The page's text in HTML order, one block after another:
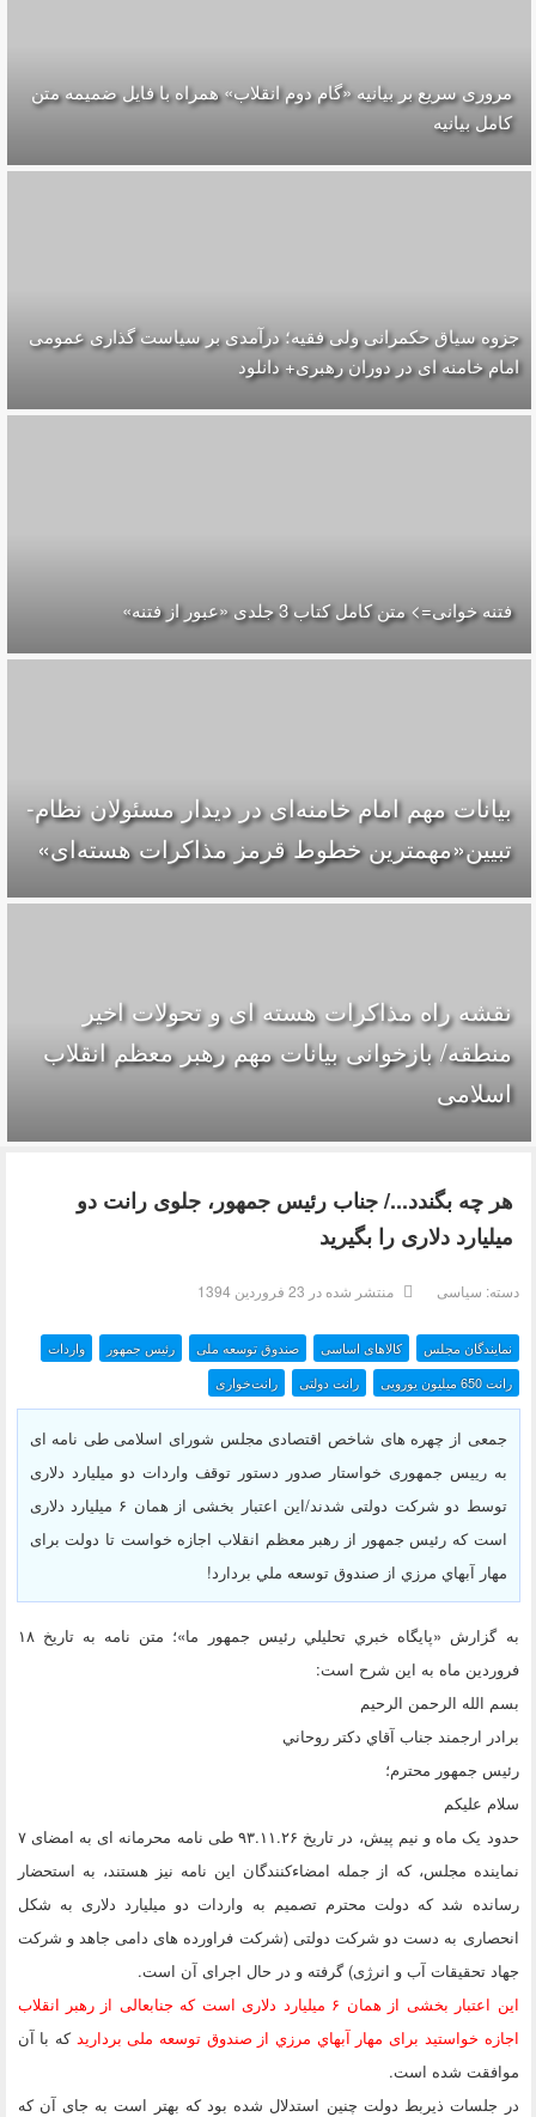
مروری سریع بر بیانیه «گام دوم انقلاب» همراه با فایل ضمیمه متن
کامل بیانیه
جزوه سیاق حکمرانی ولی فقیه؛ درآمدی بر سیاست گذاری عمومی
امام خامنه ای در دوران رهبری+ دانلود
فتنه خوانی=> متن کامل کتاب 3 جلدی «عبور از فتنه»
بیانات مهم امام خامنه‌ای در دیدار مسئولان نظام-
تبیین«مهمترین خطوط قرمز مذاکرات هسته‌ای»
نقشه راه مذاکرات هسته ای و تحولات اخیر
منطقه/ بازخوانی بیانات مهم رهبر معظم انقلاب
اسلامی
هر چه بگندد.../ جناب رئیس جمهور، جلوی رانت دو
میلیارد دلاری را بگیرید
دسته: سیاسی منتشر شده در 23 فروردين 1394
نمایندگان مجلس کالاهای اساسی صندوق توسعه ملی رئيس جمهور
واردات
رانت‌خواری
رانت دولتی رانت 650 میلیون یورویی
جمعی از چهره های شاخص اقتصادی مجلس شورای اسلامی طی نامه ای
به رییس جمهوری خواستار صدور دستور توقف واردات دو میلیارد دلاری
توسط دو شرکت دولتی شدند/این اعتبار بخشی از همان ۶ میلیارد دلاری
است که رئیس جمهور از رهبر معظم انقلاب اجازه خواست تا دولت برای
مهار آبهاي مرزي از صندوق توسعه ملي بردارد!
به گزارش «پايگاه خبري تحليلي رئيس جمهور ما»؛ متن نامه به تاریخ ۱۸
فروردین ماه به این شرح است:
بسم الله الرحمن الرحیم
برادر ارجمند جناب آقاي دكتر روحاني
رئيس جمهور محترم؛
سلام عليكم
حدود یک ماه و نیم پیش، در تاریخ ۹۳.۱۱.۲۶ طی نامه محرمانه ای به امضای ۷
نماینده مجلس، که از جمله امضاءکنندگان این نامه نیز هستند، به استحضار
رسانده شد که دولت محترم تصمیم به واردات دو میلیارد دلاری به شکل
انحصاری به دست دو شرکت دولتی (شرکت فراورده های دامی جاهد و شرکت
جهاد تحقیقات آب و انرژی) گرفته و در حال اجرای آن است.
این اعتبار بخشی از همان ۶ میلیارد دلاری است که جنابعالی از رهبر انقلاب
اجازه خواستید برای مهار آبهاي مرزي از صندوق توسعه ملی بردارید که با آن
موافقت شده است.
در جلسات ذیربط دولت چنین استدلال شده بود که بهتر است به جای آن که